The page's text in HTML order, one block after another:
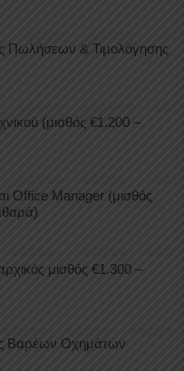
Πωλήσεων & Τιμολόγησης
(μισθός €1.200 –
Office Manager (μισθός
μισθός €1.300 –
Βαρέων Οχημάτων